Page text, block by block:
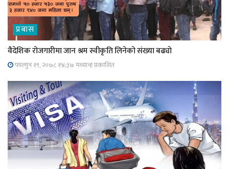
प्रबास
वैदेशिक रोजगारीमा जान श्रम स्वीकृति लिनेको संख्या बढ्याे
फाल्गुन १९, २०७८ १४;३७ मध्यान्ह प्रकाशित